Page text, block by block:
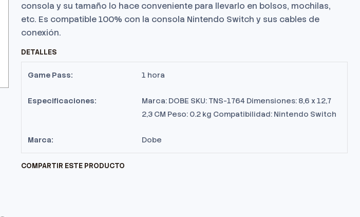
consola y su tamaño lo hace conveniente para llevarlo en bolsos, mochilas,
etc. Es compatible 100% con la consola Nintendo Switch y sus cables de
conexión.
DETALLES
Game Pass: 1 hora
Especificaciones:
Marca: DOBE SKU: TNS-1764 Dimensiones: 8,6 x 12,7
2,3 CM Peso: 0.2 kg Compatibilidad: Nintendo Switch
Marca: Dobe
COMPARTIR ESTE PRODUCTO